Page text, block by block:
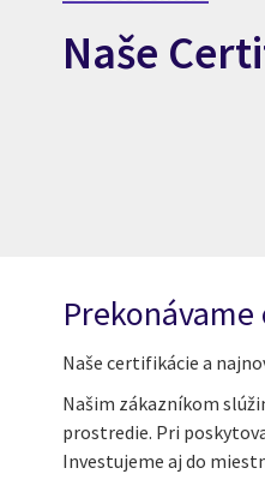
Naše
Naše certifikácie a
Našim zákazníkom
prostredie. Pri
Investujeme aj do